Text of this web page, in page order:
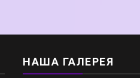
НАША ГАЛЕРЕЯ